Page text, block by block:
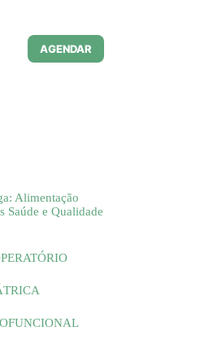
AGENDAR
Alimentação
Saúde e Qualidade